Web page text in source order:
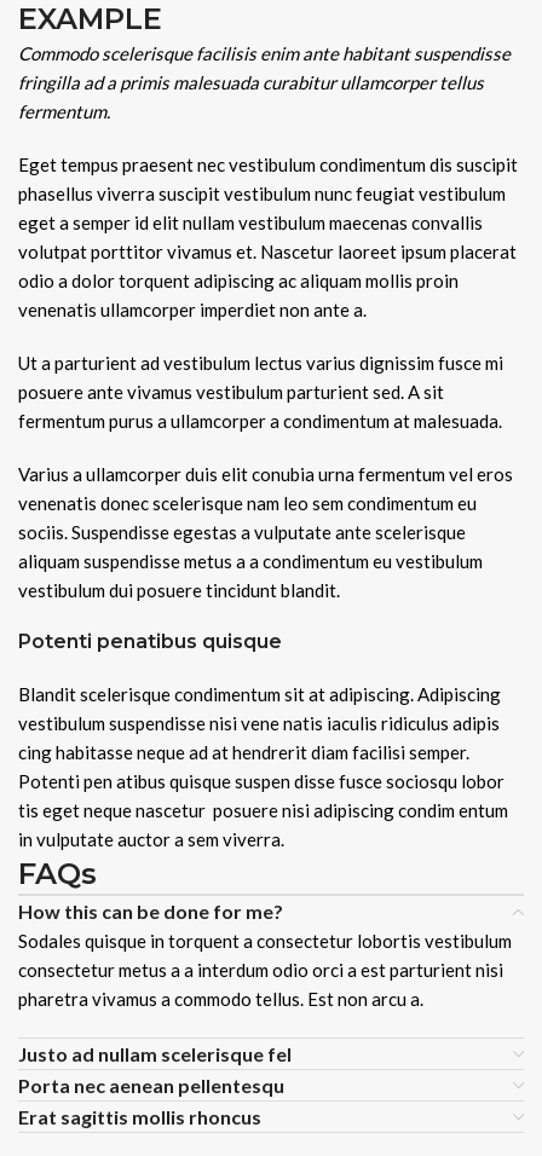
EXAMPLE
Commodo scelerisque facilisis enim ante habitant suspendisse
fringilla ad a primis malesuada curabitur ullamcorper tellus
fermentum.
Eget tempus praesent nec vestibulum condimentum dis suscipit
phasellus viverra suscipit vestibulum nunc feugiat vestibulum
eget a semper id elit nullam vestibulum maecenas convallis
volutpat porttitor vivamus et. Nascetur laoreet ipsum placerat
odio a dolor torquent adipiscing ac aliquam mollis proin
venenatis ullamcorper imperdiet non ante a.
Ut a parturient ad vestibulum lectus varius dignissim fusce mi
posuere ante vivamus vestibulum parturient sed. A sit
fermentum purus a ullamcorper a condimentum at malesuada.
Varius a ullamcorper duis elit conubia urna fermentum vel eros
venenatis donec scelerisque nam leo sem condimentum eu
sociis. Suspendisse egestas a vulputate ante scelerisque
aliquam suspendisse metus a a condimentum eu vestibulum
vestibulum dui posuere tincidunt blandit.
Potenti penatibus quisque
Blandit scelerisque condimentum sit at adipiscing. Adipiscing
vestibulum suspendisse nisi vene natis iaculis ridiculus adipis
cing habitasse neque ad at hendrerit diam facilisi semper.
Potenti pen atibus quisque suspen disse fusce sociosqu lobor
tis eget neque nascetur posuere nisi adipiscing condim entum
in vulputate auctor a sem viverra.
FAQs
How this can be done for me?
Sodales quisque in torquent a consectetur lobortis vestibulum
consectetur metus a a interdum odio orci a est parturient nisi
pharetra vivamus a commodo tellus. Est non arcu a.
Justo ad nullam scelerisque fel
Porta nec aenean pellentesqu
Erat sagittis mollis rhoncus